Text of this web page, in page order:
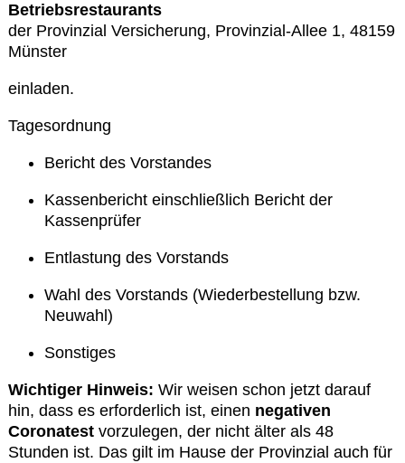
Betriebsrestaurants
der Provinzial Versicherung, Provinzial-Allee 1, 48159
Münster
einladen.
Tagesordnung
Bericht des Vorstandes
Kassenbericht einschließlich Bericht der
Kassenprüfer
Entlastung des Vorstands
Wahl des Vorstands (Wiederbestellung bzw.
Neuwahl)
Sonstiges
Wichtiger Hinweis: Wir weisen schon jetzt darauf
hin, dass es erforderlich ist, einen negativen
Coronatest vorzulegen, der nicht älter als 48
Stunden ist. Das gilt im Hause der Provinzial auch für